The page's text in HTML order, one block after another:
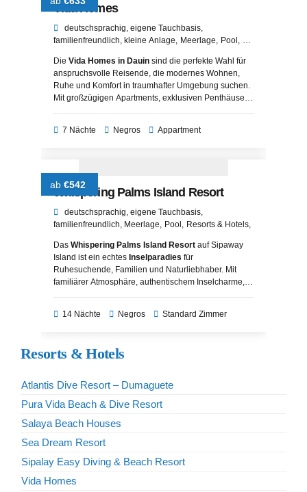
Vida Homes
deutschsprachig eigene Tauchbasis
familienfreundlich
kleine Anlage Meerlage
Pool
Die Vida Homes in Dauinsind die perfekte Wahl für
anspruchsvolle Reisende, die modernes Wohnen,
Ruhe und Komfort in traumhafter Umgebung suchen.
Mit großzügigen Apartments, exklusiven Penthäusern
Küstenabschnitte von Negros.
7 Nächte Negros Appartment
ab €542
Whispering Palms Island Resort
deutschsprachig eigene Tauchbasis
familienfreundlich
Meerlage Pool
Resorts & Hotels
Das Whispering Palms Island Resortauf Sipaway
Island ist ein echtes Inselparadies für
Ruhesuchende, Familien und Naturliebhaber. Mit
familiärer Atmosphäre, authentischem Inselcharme,
Rückzugsort zum Entspannen und Entdecken.
14 Nächte Negros Standard Zimmer
Resorts & Hotels
Atlantis Dive Resort – Dumaguete
Pura Vida Beach & Dive Resort
Salaya Beach Houses
Sea Dream Resort
Sipalay Easy Diving & Beach Resort
Vida Homes